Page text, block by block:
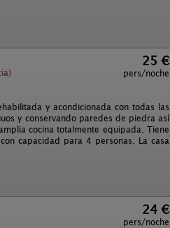
25 €
pers/noche
y acondicionada con todas las
y conservando paredes de piedra así
cocina totalmente equipada. Tiene
capacidad para 4 personas. La casa
24 €
pers/noche